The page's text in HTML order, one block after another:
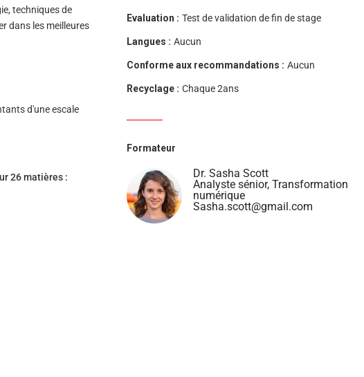
techniques de
dans les meilleures
d'une escale
26 matières :
Evaluation : Test de validation de fin de stage
Langues : Aucun
Conforme aux recommandations : Aucun
Recyclage : Chaque 2ans
Formateur
Dr. Sasha Scott
Analyste sénior, Transformation
numérique
Sasha.scott@gmail.com